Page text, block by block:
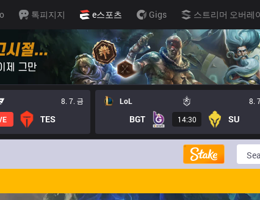
톡피지지 e스포츠 Gigs 스트리머 오버레
8. 7. 금
TES
LoL 8.
BGT 14:30 SU